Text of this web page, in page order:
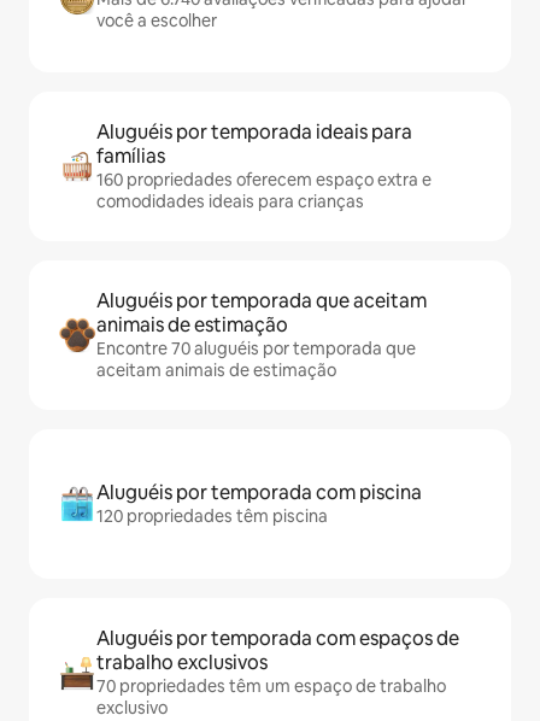
você a escolher
Aluguéis por temporada ideais para
famílias
160 propriedades oferecem espaço extra e
comodidades ideais para crianças
Aluguéis por temporada que aceitam
animais de estimação
Encontre 70 aluguéis por temporada que
aceitam animais de estimação
Aluguéis por temporada com piscina
120 propriedades têm piscina
Aluguéis por temporada com espaços de
trabalho exclusivos
70 propriedades têm um espaço de trabalho
exclusivo